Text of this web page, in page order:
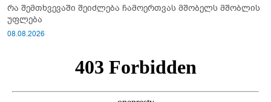
რა შემთხვევაში შეიძლება ჩამოერთვას მშობელს მშობლის
უფლება
08.08.2026